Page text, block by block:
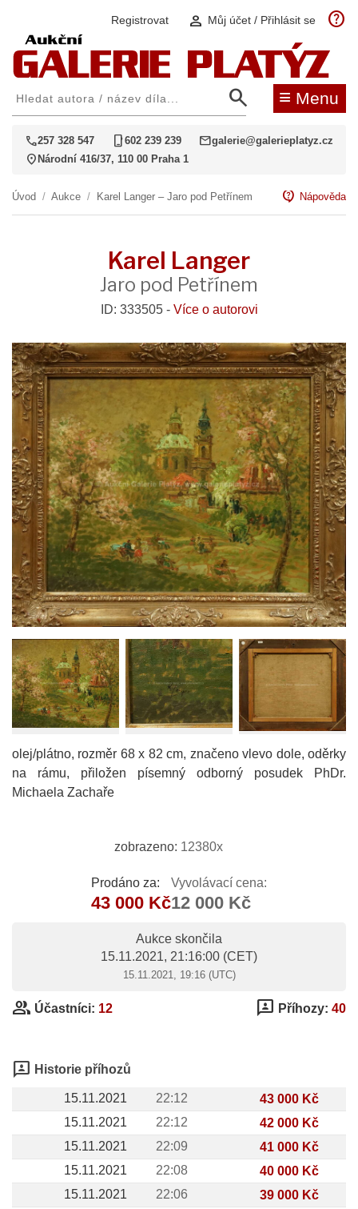
Registrovat person Můj účet / Přihlásit se help
search ≡ Menu
call257 328 547 phone_iphone602 239 239 mailgalerie@galerieplatyz.cz
location_on Národní 416/37, 110 00 Praha 1
Úvod / Aukce / Karel Langer – Jaro pod Petřínem contact_support Nápověda
Karel Langer
Jaro pod Petřínem
ID: 333505 - Více o autorovi
olej/plátno, rozměr 68 x 82 cm, značeno vlevo dole, oděrky
na rámu, přiložen písemný odborný posudek PhDr.
Michaela Zachaře
zobrazeno: 12380x
Prodáno za:
43 000 Kč
Vyvolávací cena:
12 000 Kč
Aukce skončila
15.11.2021, 21:16:00 (CET)
15.11.2021, 19:16 (UTC)
group Účastníci: 12 3p Příhozy: 40
3p Historie příhozů
15.11.2021 22:12
43 000 Kč
15.11.2021
22:12
42 000 Kč
15.11.2021
22:09
41 000 Kč
15.11.2021
22:08
40 000 Kč
15.11.2021
22:06
39 000 Kč